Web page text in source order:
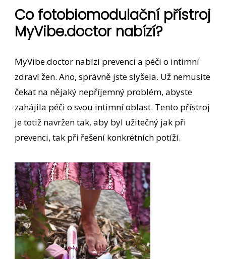
Co fotobiomodulační přístroj
MyVibe.doctor nabízí?
MyVibe.doctor nabízí prevenci a péči o intimní
zdraví žen. Ano, správně jste slyšela. Už nemusíte
čekat na nějaký nepříjemný problém, abyste
zahájila péči o svou intimní oblast. Tento přístroj
je totiž navržen tak, aby byl užitečný jak při
prevenci, tak při řešení konkrétních potíží.